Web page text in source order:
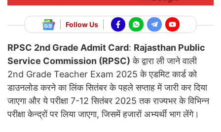
Follow Us
RPSC 2nd Grade Admit Card: Rajasthan Public
Service Commission (RPSC) के द्वारा ली जाने वाली
2nd Grade Teacher Exam 2025 के एडमिट कार्ड को
डाउनलोड करने का लिंक सितंबर के पहले सप्ताह में जारी कर दिया
जाएगा और ये परीक्षा 7-12 सितंबर 2025 तक राज्यभर के विभिन्न
परीक्षा केन्द्रों पर लिया जाएगा, जिसमें हजारों अभ्यर्थी भाग लेंगे।